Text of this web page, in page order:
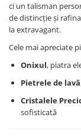
Lănțișoare cu
Lănțișoare cu
Lănțișoare cu Stea
Lănțișoare cu
Lănțișoare cu
Lănțișoare cu
ci un talisman
de distincție și
la extravagant.
Cele mai apreciate
Onixul, piatra
Pietrele de lavă
Cristalele
sofisticată